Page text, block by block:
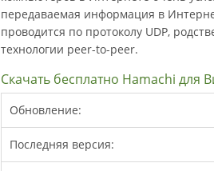
передаваемая информация в
проводится по протоколу UDP,
технологии peer-to-peer.
Скачать бесплатно Hamachi для
Обновление:
Последняя версия: